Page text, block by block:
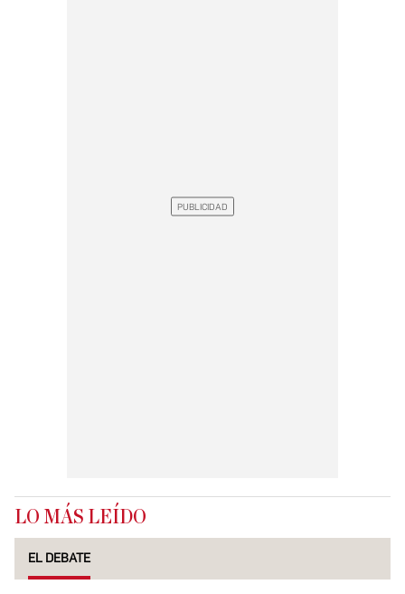
LO MÁS LEÍDO
EL DEBATE